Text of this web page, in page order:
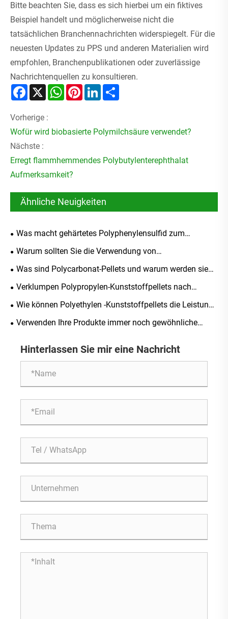
Bitte beachten Sie, dass es sich hierbei um ein fiktives
Beispiel handelt und möglicherweise nicht die
tatsächlichen Branchennachrichten widerspiegelt. Für die
neuesten Updates zu PPS und anderen Materialien wird
empfohlen, Branchenpublikationen oder zuverlässige
Nachrichtenquellen zu konsultieren.
Facebook
X WhatsAppPinterestLinkedIn
Vorherige :
Wofür wird biobasierte Polymilchsäure verwendet?
Nächste :
Erregt flammhemmendes Polybutylenterephthalat
Aufmerksamkeit?
Ähnliche Neuigkeiten
Was macht gehärtetes Polyphenylensulfid zum
ultimativen Material für Hochleistungsanwendungen?
Warum sollten Sie die Verwendung von
flammhemmendem Polybutylenterephthalat für Ihre
Was sind Polycarbonat-Pellets und warum werden sie
branchenübergreifend so häufig verwendet?
Verklumpen Polypropylen-Kunststoffpellets nach
längerer Lagerung?
Wie können Polyethylen -Kunststoffpellets die Leistung
Ihrer Plastikprodukte verbessern?
Verwenden Ihre Produkte immer noch gewöhnliche
Hinterlassen Sie mir eine Nachricht